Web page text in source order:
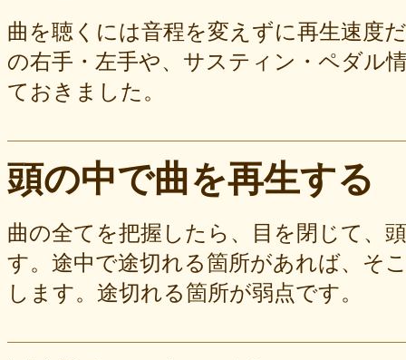
曲を聴くには音程を変えずに再生速度
の右手・左手や、サスティン・ペダル
ておきました。
頭の中で曲を再生する
曲の全てを把握したら、目を閉じて、
す。途中で途切れる箇所があれば、そ
します。途切れる箇所が弱点です。